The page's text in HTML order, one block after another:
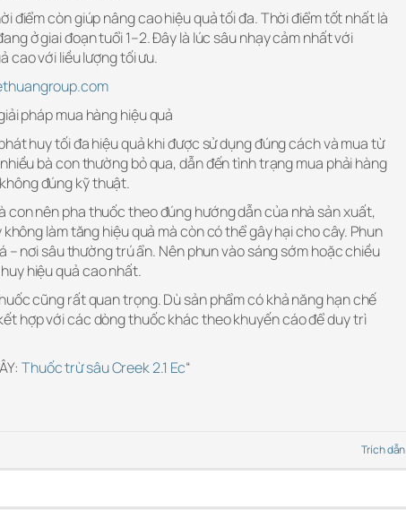
điểm còn giúp nâng cao hiệu quả tối đa. Thời điểm tốt nhất là
ở giai đoạn tuổi 1–2. Đây là lúc sâu nhạy cảm nhất với
cao với liều lượng tối ưu.
pháp mua hàng hiệu quả
huy tối đa hiệu quả khi được sử dụng đúng cách và mua từ
bà con thường bỏ qua, dẫn đến tình trạng mua phải hàng
đúng kỹ thuật.
con nên pha thuốc theo đúng hướng dẫn của nhà sản xuất,
làm tăng hiệu quả mà còn có thể gây hại cho cây. Phun
– nơi sâu thường trú ẩn. Nên phun vào sáng sớm hoặc chiều
hiệu quả cao nhất.
cũng rất quan trọng. Dù sản phẩm có khả năng hạn chế
hợp với các dòng thuốc khác theo khuyến cáo để duy trì
Thuốc trừ sâu Creek 2.1 Ec“
Trích dẫn